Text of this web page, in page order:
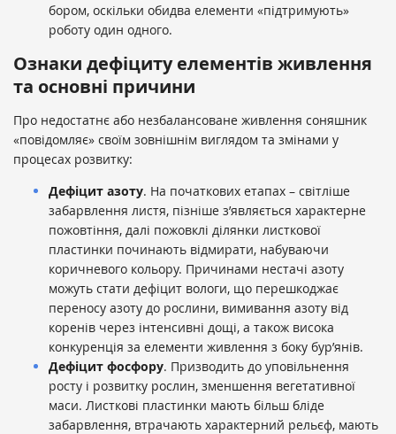
бором, оскільки обидва елементи «підтримують»
роботу один одного.
Ознаки дефіциту елементів живлення
та основні причини
Про недостатнє або незбалансоване живлення соняшник
«повідомляє» своїм зовнішнім виглядом та змінами у
процесах розвитку:
Дефіцит азоту. На початкових етапах – світліше
забарвлення листя, пізніше з’являється характерне
пожовтіння, далі пожовклі ділянки листкової
пластинки починають відмирати, набуваючи
коричневого кольору. Причинами нестачі азоту
можуть стати дефіцит вологи, що перешкоджає
переносу азоту до рослини, вимивання азоту від
коренів через інтенсивні дощі, а також висока
конкуренція за елементи живлення з боку бур’янів.
Дефіцит фосфору. Призводить до уповільнення
росту і розвитку рослин, зменшення вегетативної
маси. Листкові пластинки мають більш бліде
забарвлення, втрачають характерний рельєф, мають